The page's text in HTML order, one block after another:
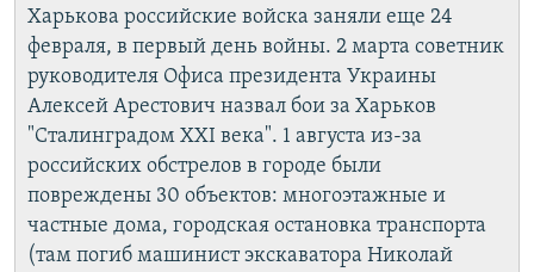
Харькова российские войска заняли еще 24
февраля, в первый день войны. 2 марта советник
руководителя Офиса президента Украины
Алексей Арестович назвал бои за Харьков
"Сталинградом XXI века". 1 августа из-за
российских обстрелов в городе были
повреждены 30 объектов: многоэтажные и
частные дома, городская остановка транспорта
(там погиб машинист экскаватора Николай